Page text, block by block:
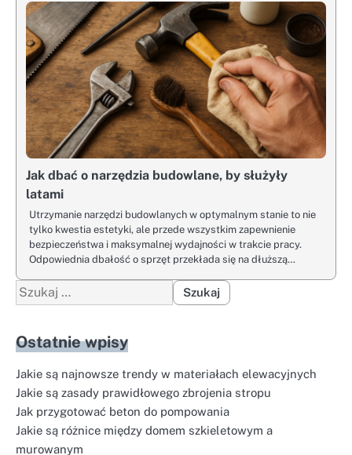
Jak dbać o narzędzia budowlane, by służyły
latami
Utrzymanie narzędzi budowlanych w optymalnym stanie to nie
tylko kwestia estetyki, ale przede wszystkim zapewnienie
bezpieczeństwa i maksymalnej wydajności w trakcie pracy.
Odpowiednia dbałość o sprzęt przekłada się na dłuższą…
Szukaj:
Ostatnie wpisy
Jakie są najnowsze trendy w materiałach elewacyjnych
Jakie są zasady prawidłowego zbrojenia stropu
Jak przygotować beton do pompowania
Jakie są różnice między domem szkieletowym a
murowanym